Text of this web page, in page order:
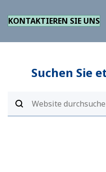
KONTAKTIEREN SIE UNS
Suchen Sie